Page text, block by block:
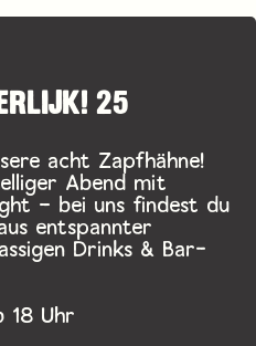
25
acht Zapfhähne!
Abend mit
– bei uns findest du
entspannter
Drinks & Bar-
18 Uhr